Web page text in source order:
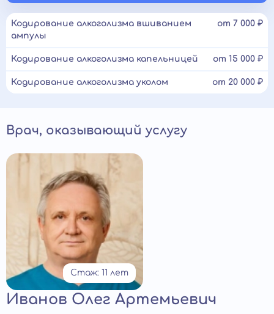
Кодирование алкоголизма вшиванием
ампулы
от 7 000 ₽
Кодирование алкоголизма капельницей от 15 000 ₽
Кодирование алкоголизма уколом от 20 000 ₽
Врач, оказывающий услугу
Стаж: 11 лет
Иванов Олег Артемьевич